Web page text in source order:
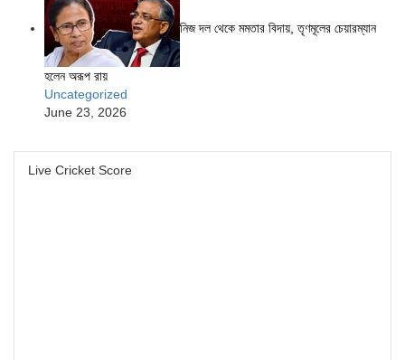
নিজ দল থেকে মমতার বিদায়, তৃণমূলের চেয়ারম্যান
হলেন অরূপ রায়
Uncategorized
June 23, 2026
Live Cricket Score